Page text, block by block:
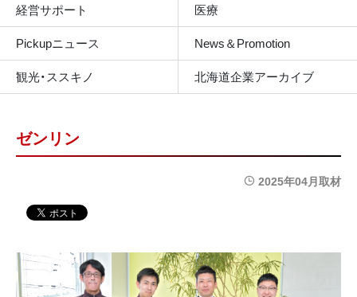
経営サポート
医療
Pickupニュース
News＆Promotion
観光・ススキノ
北海道企業アーカイブ
ゼンリン
2025年04月取材